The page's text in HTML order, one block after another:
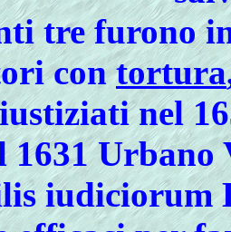
tre furono
contortura
nel
1631
iudiciorum